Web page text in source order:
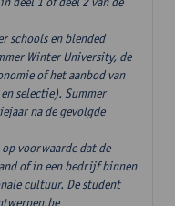
schools en blended
Winter University, de
of het aanbod van
selectie). Summer
na de gevolgde
voorwaarde dat de
of in een bedrijf binnen
cultuur. De student